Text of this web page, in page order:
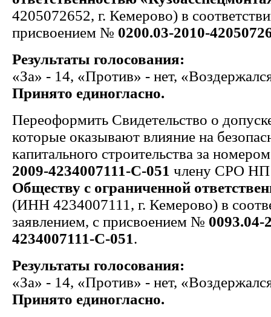
4205072652, г. Кемерово) в
присвоением № 0200.03-2010-
Результаты голосования:
«За» - 14, «Против» - нет,
Принято единогласно.
Переоформить Свидетельство о
которые оказывают влияние на
капитального строительства за
2009-4234007111-С-051 члену СРО
Обществу с ограниченной
(ИНН 4234007111, г. Кемерово) в
заявлением, с присвоением № 0093.04-
4234007111-С-051.
Результаты голосования:
«За» - 14, «Против» - нет,
Принято единогласно.